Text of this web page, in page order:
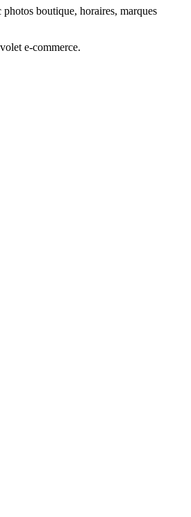
boutique, horaires, marques
e-commerce.